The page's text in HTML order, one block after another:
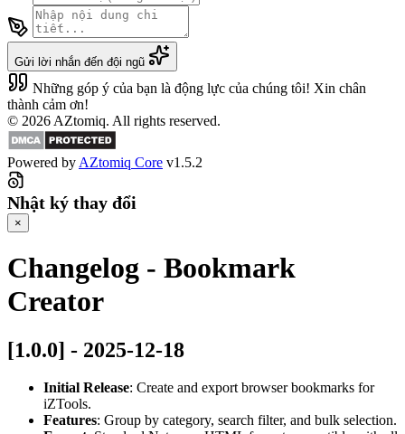
Gửi lời nhắn đến đội ngũ
Những góp ý của bạn là động lực của chúng tôi! Xin chân
thành cảm ơn!
© 2026 AZtomiq. All rights reserved.
Powered by AZtomiq Core v1.5.2
Nhật ký thay đổi
×
Changelog - Bookmark
Creator
[1.0.0] - 2025-12-18
Initial Release: Create and export browser bookmarks for
iZTools.
Features: Group by category, search filter, and bulk selection.